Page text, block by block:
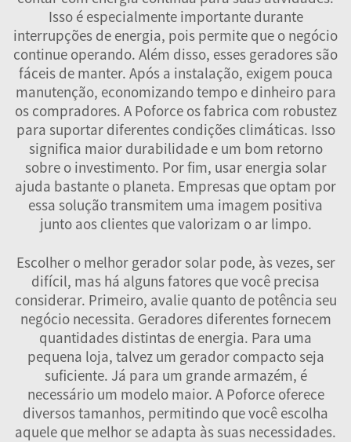
Isso é especialmente importante durante
interrupções de energia, pois permite que o negócio
continue operando. Além disso, esses geradores são
fáceis de manter. Após a instalação, exigem pouca
manutenção, economizando tempo e dinheiro para
os compradores. A Poforce os fabrica com robustez
para suportar diferentes condições climáticas. Isso
significa maior durabilidade e um bom retorno
sobre o investimento. Por fim, usar energia solar
ajuda bastante o planeta. Empresas que optam por
essa solução transmitem uma imagem positiva
junto aos clientes que valorizam o ar limpo.
Escolher o melhor gerador solar pode, às vezes, ser
difícil, mas há alguns fatores que você precisa
considerar. Primeiro, avalie quanto de potência seu
negócio necessita. Geradores diferentes fornecem
quantidades distintas de energia. Para uma
pequena loja, talvez um gerador compacto seja
suficiente. Já para um grande armazém, é
necessário um modelo maior. A Poforce oferece
diversos tamanhos, permitindo que você escolha
aquele que melhor se adapta às suas necessidades.